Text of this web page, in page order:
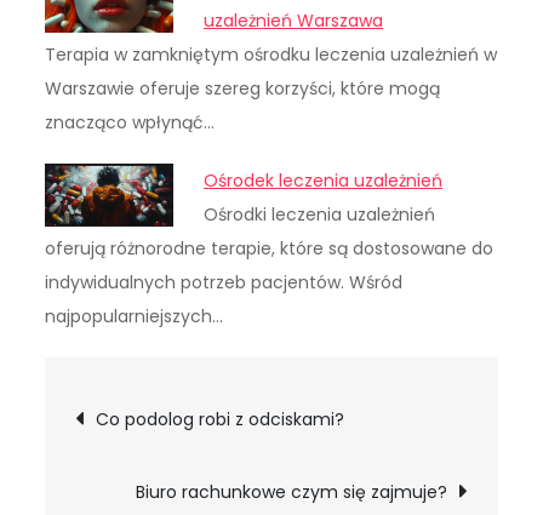
uzależnień Warszawa
Terapia w zamkniętym ośrodku leczenia uzależnień w
Warszawie oferuje szereg korzyści, które mogą
znacząco wpłynąć…
Ośrodek leczenia uzależnień
Ośrodki leczenia uzależnień
oferują różnorodne terapie, które są dostosowane do
indywidualnych potrzeb pacjentów. Wśród
najpopularniejszych…
Nawigacja
wpisu
Co podolog robi z odciskami?
Biuro rachunkowe czym się zajmuje?